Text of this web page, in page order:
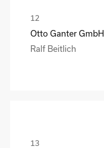
Otto Ganter GmbH
Ralf Beitlich